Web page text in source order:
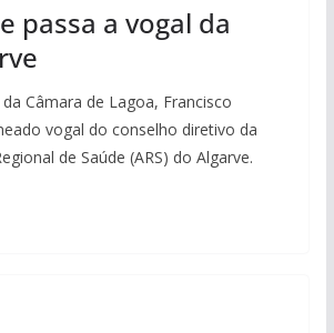
passa a vogal da
Câmara de Lagoa, Francisco
vogal do conselho diretivo da
de Saúde (ARS) do Algarve.